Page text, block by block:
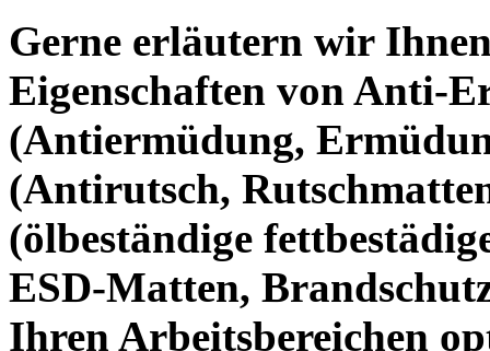
Gerne erläutern wir
Eigenschaften von Anti-
(Antiermüdung,
(Antirutsch,
(ölbeständige
ESD-Matten,
Ihren Arbeitsbereichen